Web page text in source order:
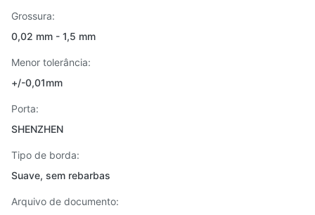
Grossura:
0,02 mm - 1,5 mm
Menor tolerância:
+/-0,01mm
Porta:
SHENZHEN
Tipo de borda:
Suave, sem rebarbas
Arquivo de documento: